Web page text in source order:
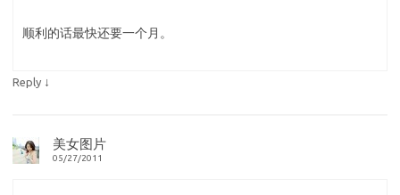
顺利的话最快还要一个月。
Reply ↓
美女图片
05/27/2011